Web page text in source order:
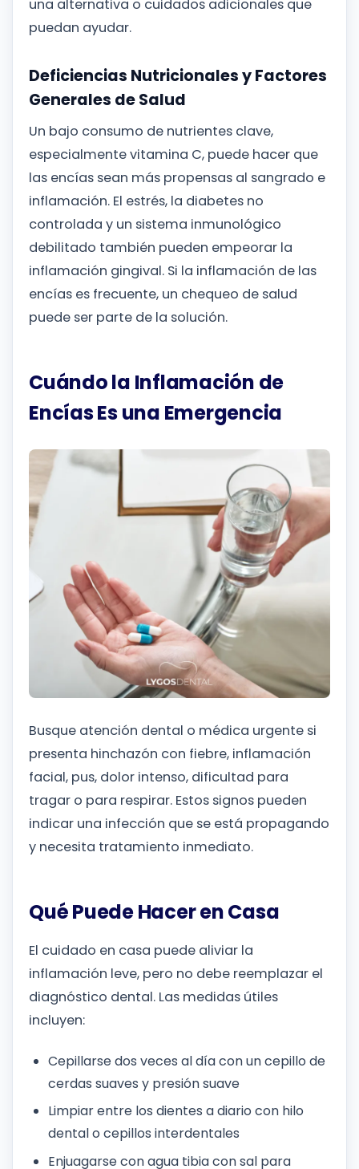
una alternativa o cuidados adicionales que
puedan ayudar.
Deficiencias Nutricionales y Factores
Generales de Salud
Un bajo consumo de nutrientes clave,
especialmente vitamina C, puede hacer que
las encías sean más propensas al sangrado e
inflamación. El estrés, la diabetes no
controlada y un sistema inmunológico
debilitado también pueden empeorar la
inflamación gingival. Si la inflamación de las
encías es frecuente, un chequeo de salud
puede ser parte de la solución.
Cuándo la Inflamación de
Encías Es una Emergencia
Busque atención dental o médica urgente si
presenta hinchazón con fiebre, inflamación
facial, pus, dolor intenso, dificultad para
tragar o para respirar. Estos signos pueden
indicar una infección que se está propagando
y necesita tratamiento inmediato.
Qué Puede Hacer en Casa
El cuidado en casa puede aliviar la
inflamación leve, pero no debe reemplazar el
diagnóstico dental. Las medidas útiles
incluyen:
Cepillarse dos veces al día con un cepillo de
cerdas suaves y presión suave
Limpiar entre los dientes a diario con hilo
dental o cepillos interdentales
Enjuagarse con agua tibia con sal para